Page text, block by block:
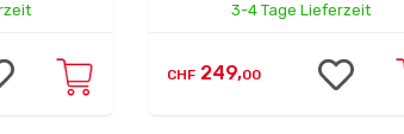
3-4 Tage Lieferzeit
CHF249,00